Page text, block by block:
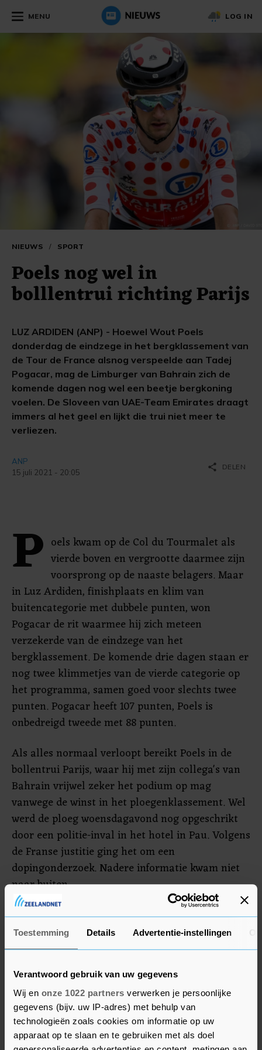
Toestemming Details Advertentie-instellingen
Verantwoord gebruik van uw gegevens
Wij en onze 1022 partners verwerken je persoonlijke
gegevens (bijv. uw IP-adres) met behulp van
technologieën zoals cookies om informatie op uw
apparaat op te slaan en te gebruiken met als doel
MENU LOG IN
NIEUWS / SPORT
Poels nog wel in
bolllentrui richting Parijs
LUZ ARDIDEN (ANP) - Hoewel Wout Poels
donderdag de eindzege in het bergklassement van
de Tour de France alsnog verspeelde aan Tadej
Pogacar, mag de Limburger van Bahrain zich de
komende dagen nog wel een beetje bergkoning
voelen. De Sloveen van UAE-Team Emirates draagt
immers al het geel en lijkt die trui niet meer te
verliezen.
ANP
15 juli 2021 - 20:05
share DELEN
P oels kwam op de Col du Tourmalet als
vierde boven en vergrootte daarmee zijn
voorsprong op de naaste belagers. Maar
in Luz Ardiden, finishplaats en klim van
buitencategorie met dubbele punten, won
Pogacar de rit waarmee hij zich meteen
verzekerde van de eindzege van het
bergklassement. De komende drie dagen staan er
nog twee klimmetjes van de vierde categorie op
het programma, samen goed voor slechts twee
punten. Pogacar heeft 107 punten, Poels is
onbedreigd tweede met 88 punten.
Als alles normaal verloopt bereikt Poels in de
bollentrui Parijs, waar hij met zijn collega's van
Bahrain vrijwel zeker het podium op mag
vanwege de winst in het ploegenklassement. Wel
werd de ploeg woensdagavond nog opgeschrikt
door een politie-inval in het hotel in Pau. Volgens
de Franse justitie ging het om een
dopingonderzoek. Nadere informatie kwam niet
naar buiten.
Zonder Pogacar was Poels de derde Nederlander
geworden die het bergklassement had gewonnen.
Eerder deden dat Steven Rooks (1988) en Gert-Jan
bergklassement ook al gewonnen door de jonge
Sloveen, die toen ook het eindklassement
aanvoerde.